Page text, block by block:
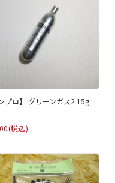
プロ】 グリーンガス2 15g
(税込)